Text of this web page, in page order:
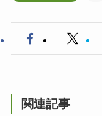
関連記事